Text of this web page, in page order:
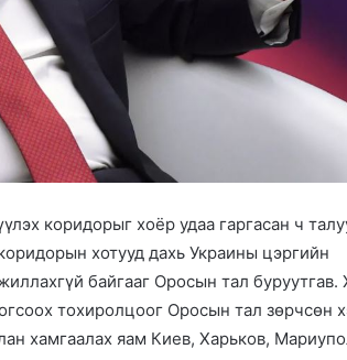
коридорыг хоёр удаа гаргасан ч
хотууд дахь Украины цэргийн
байгааг Оросын тал буруутгав.
тохиролцоог Оросын тал зөрчсөн
хамгаалах яам Киев, Харьков,